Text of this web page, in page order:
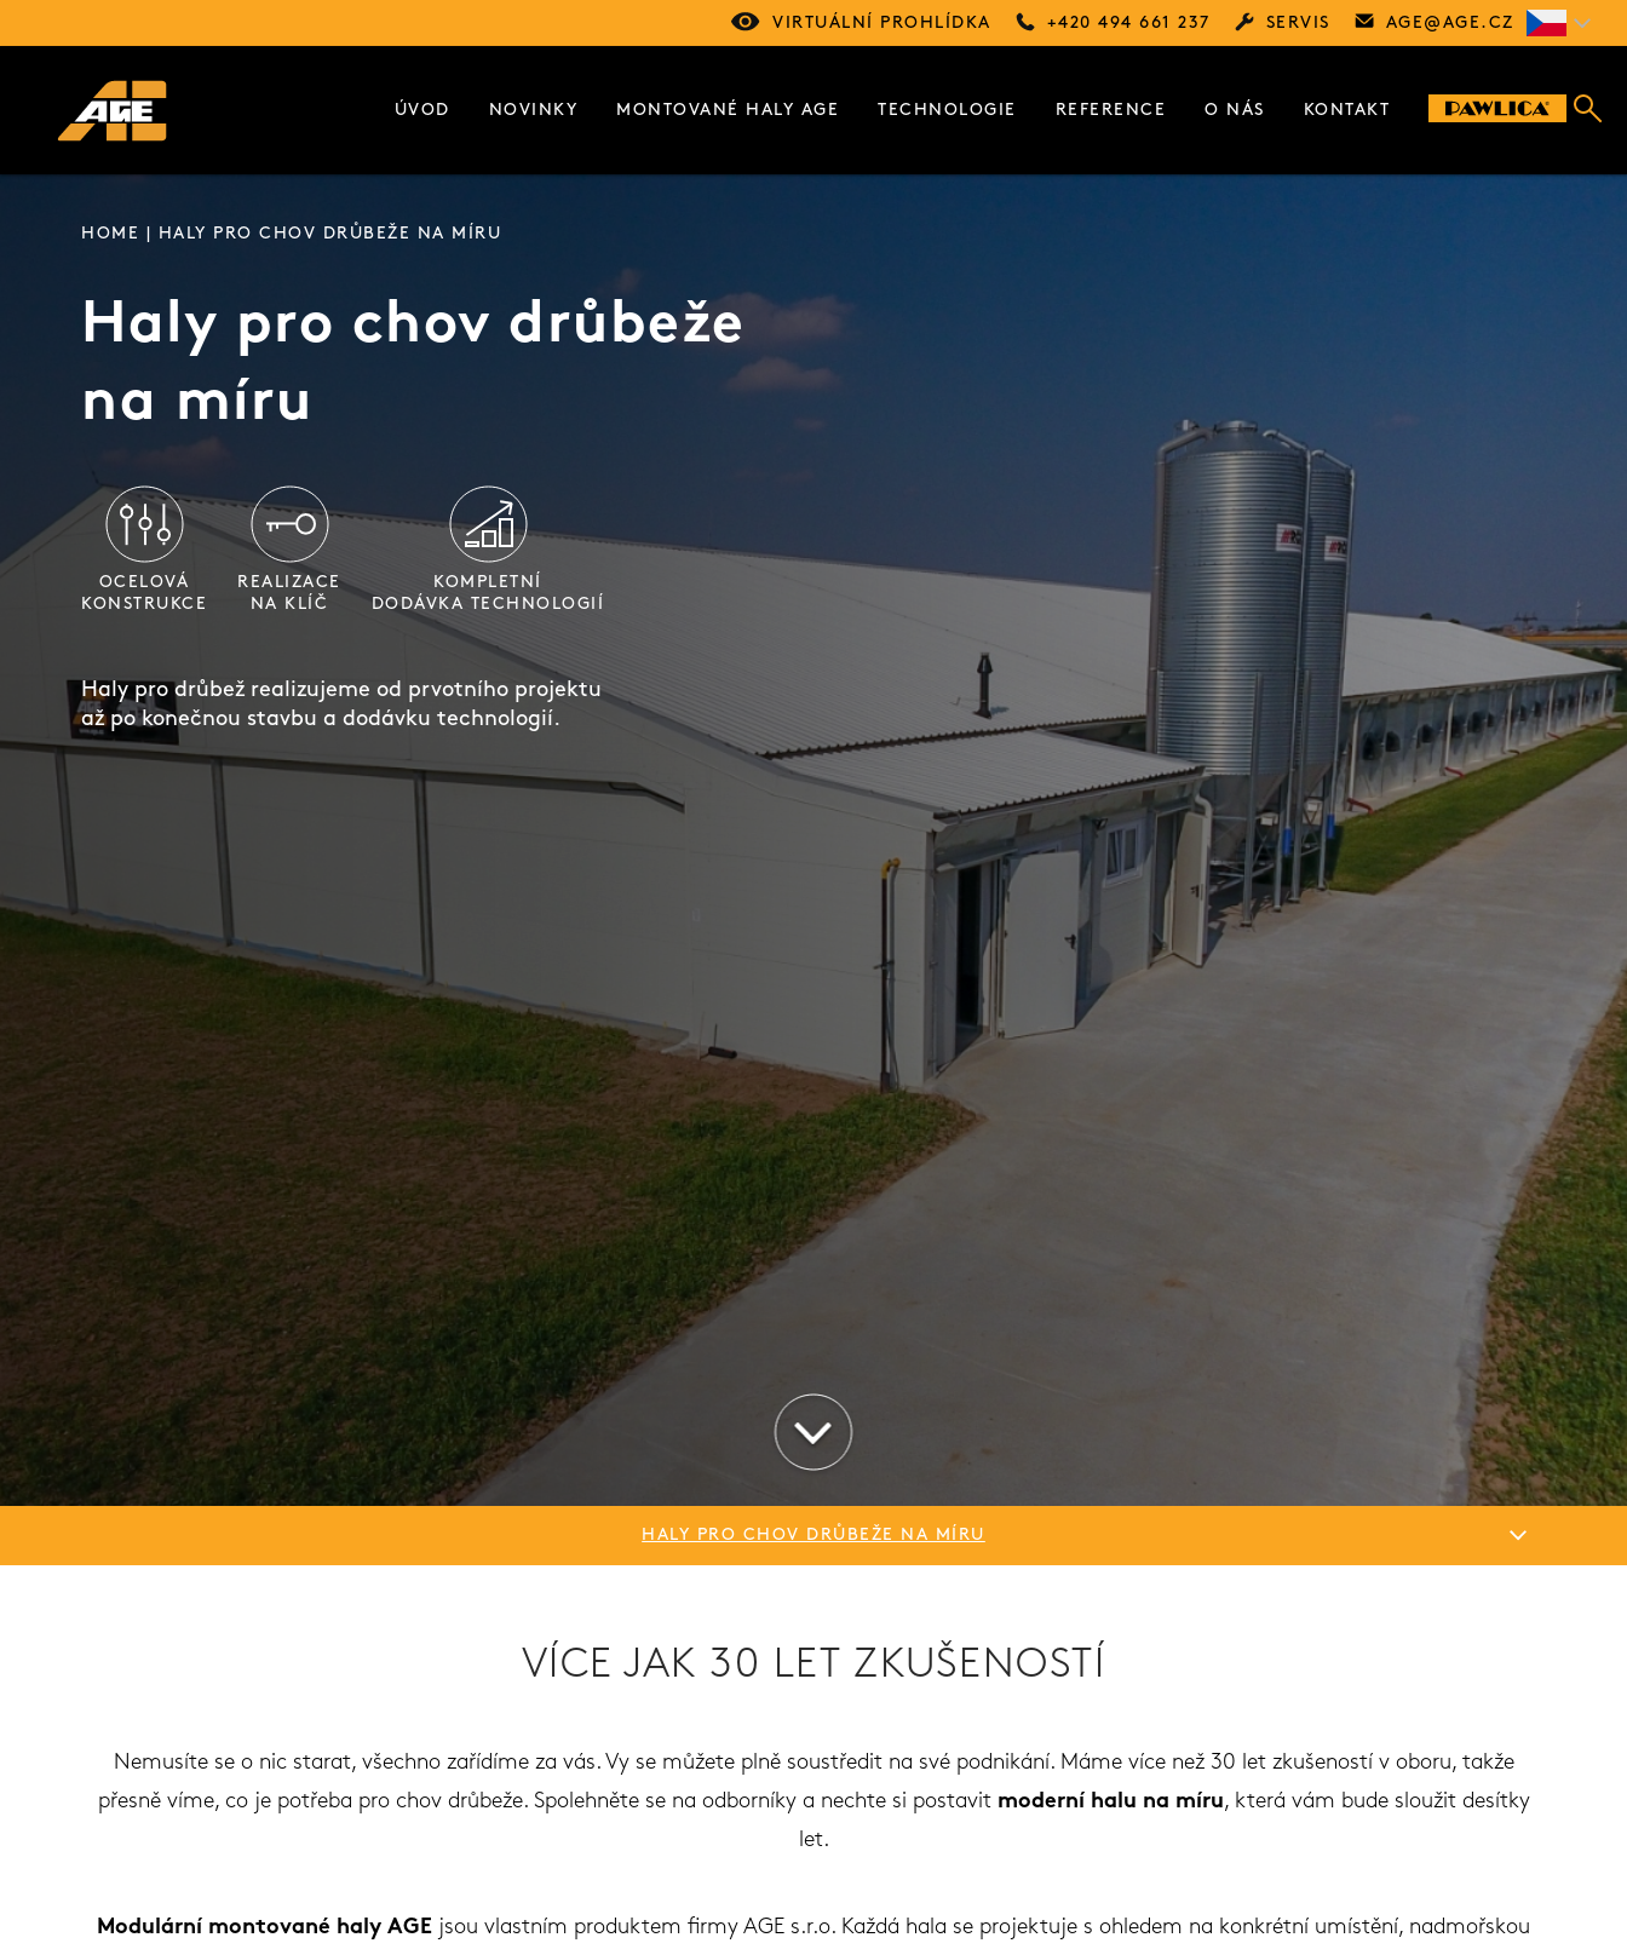
VIRTUÁLNÍ PROHLÍDKA +420 494 661 237 SERVIS AGE@ AGE.CZ
ÚVOD NOVINKY MONTOVANÉ HALY AGE TECHNOLOGIE REFERENCE O NÁS KONTAKT
HOME | HALY PRO CHOV DRŮBEŽE NA MÍRU
Haly pro chov drůbeže
na míru
OCELOVÁ
KONSTRUKCE
REALIZACE
NA KLÍČ
KOMPLETNÍ
DODÁVKA TECHNOLOGIÍ
Haly pro drůbež realizujeme od prvotního projektu
až po konečnou stavbu a dodávku technologií.
HALY PRO CHOV DRŮBEŽE NA MÍRU
VÍCE JAK 30 LET ZKUŠENOSTÍ
Nemusíte se o nic starat, všechno zařídíme za vás. Vy se můžete plně soustředit na své podnikání. Máme více než 30 let zkušeností v oboru, takže
přesně víme, co je potřeba pro chov drůbeže. Spolehněte se na odborníky a nechte si postavit moderní halu na míru, která vám bude sloužit desítky
let.
Modulární montované haly AGE jsou vlastním produktem firmy AGE s.r.o. Každá hala se projektuje s ohledem na konkrétní umístění, nadmořskou